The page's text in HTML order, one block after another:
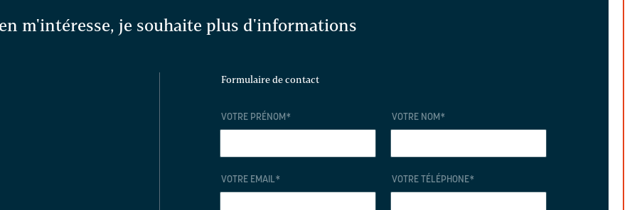
m'intéresse, je souhaite plus d'informations
Formulaire de contact
VOTRE PRÉNOM * VOTRE NOM *
VOTRE EMAIL* VOTRE TÉLÉPHONE*